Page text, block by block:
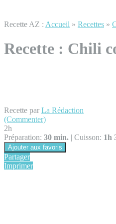
Recette AZ : Accueil » Recettes »
Recette : Chili
Recette par La Rédaction
(Commenter)
2h
Préparation: 30 min. | Cuisson: 1h
Ajouter aux favoris
Partager
Imprimer